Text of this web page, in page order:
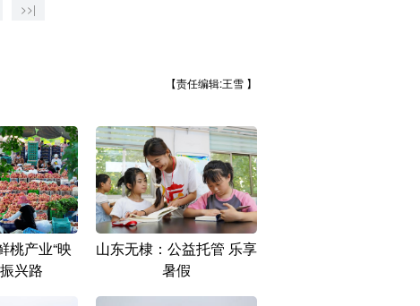
>>|
【责任编辑:王雪 】
桃产业“映
兴路
山东无棣：公益托管 乐享
暑假